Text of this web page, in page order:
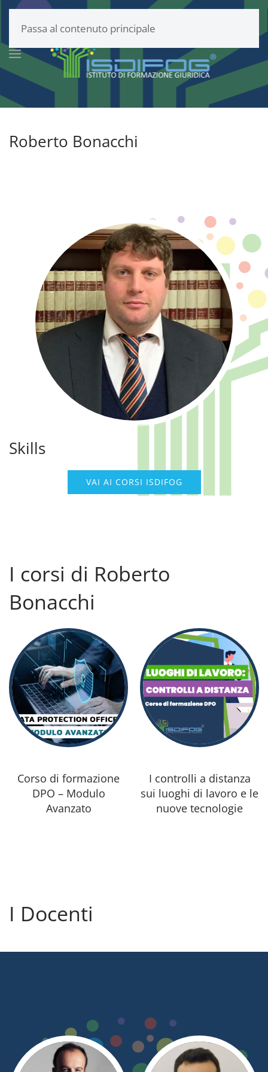
Passa al contenuto principale
Roberto Bonacchi
Skills
VAI AI CORSI ISDIFOG
I corsi di Roberto
Bonacchi
Corso di formazione
DPO – Modulo
Avanzato
I controlli a distanza
sui luoghi di lavoro e le
nuove tecnologie
I Docenti